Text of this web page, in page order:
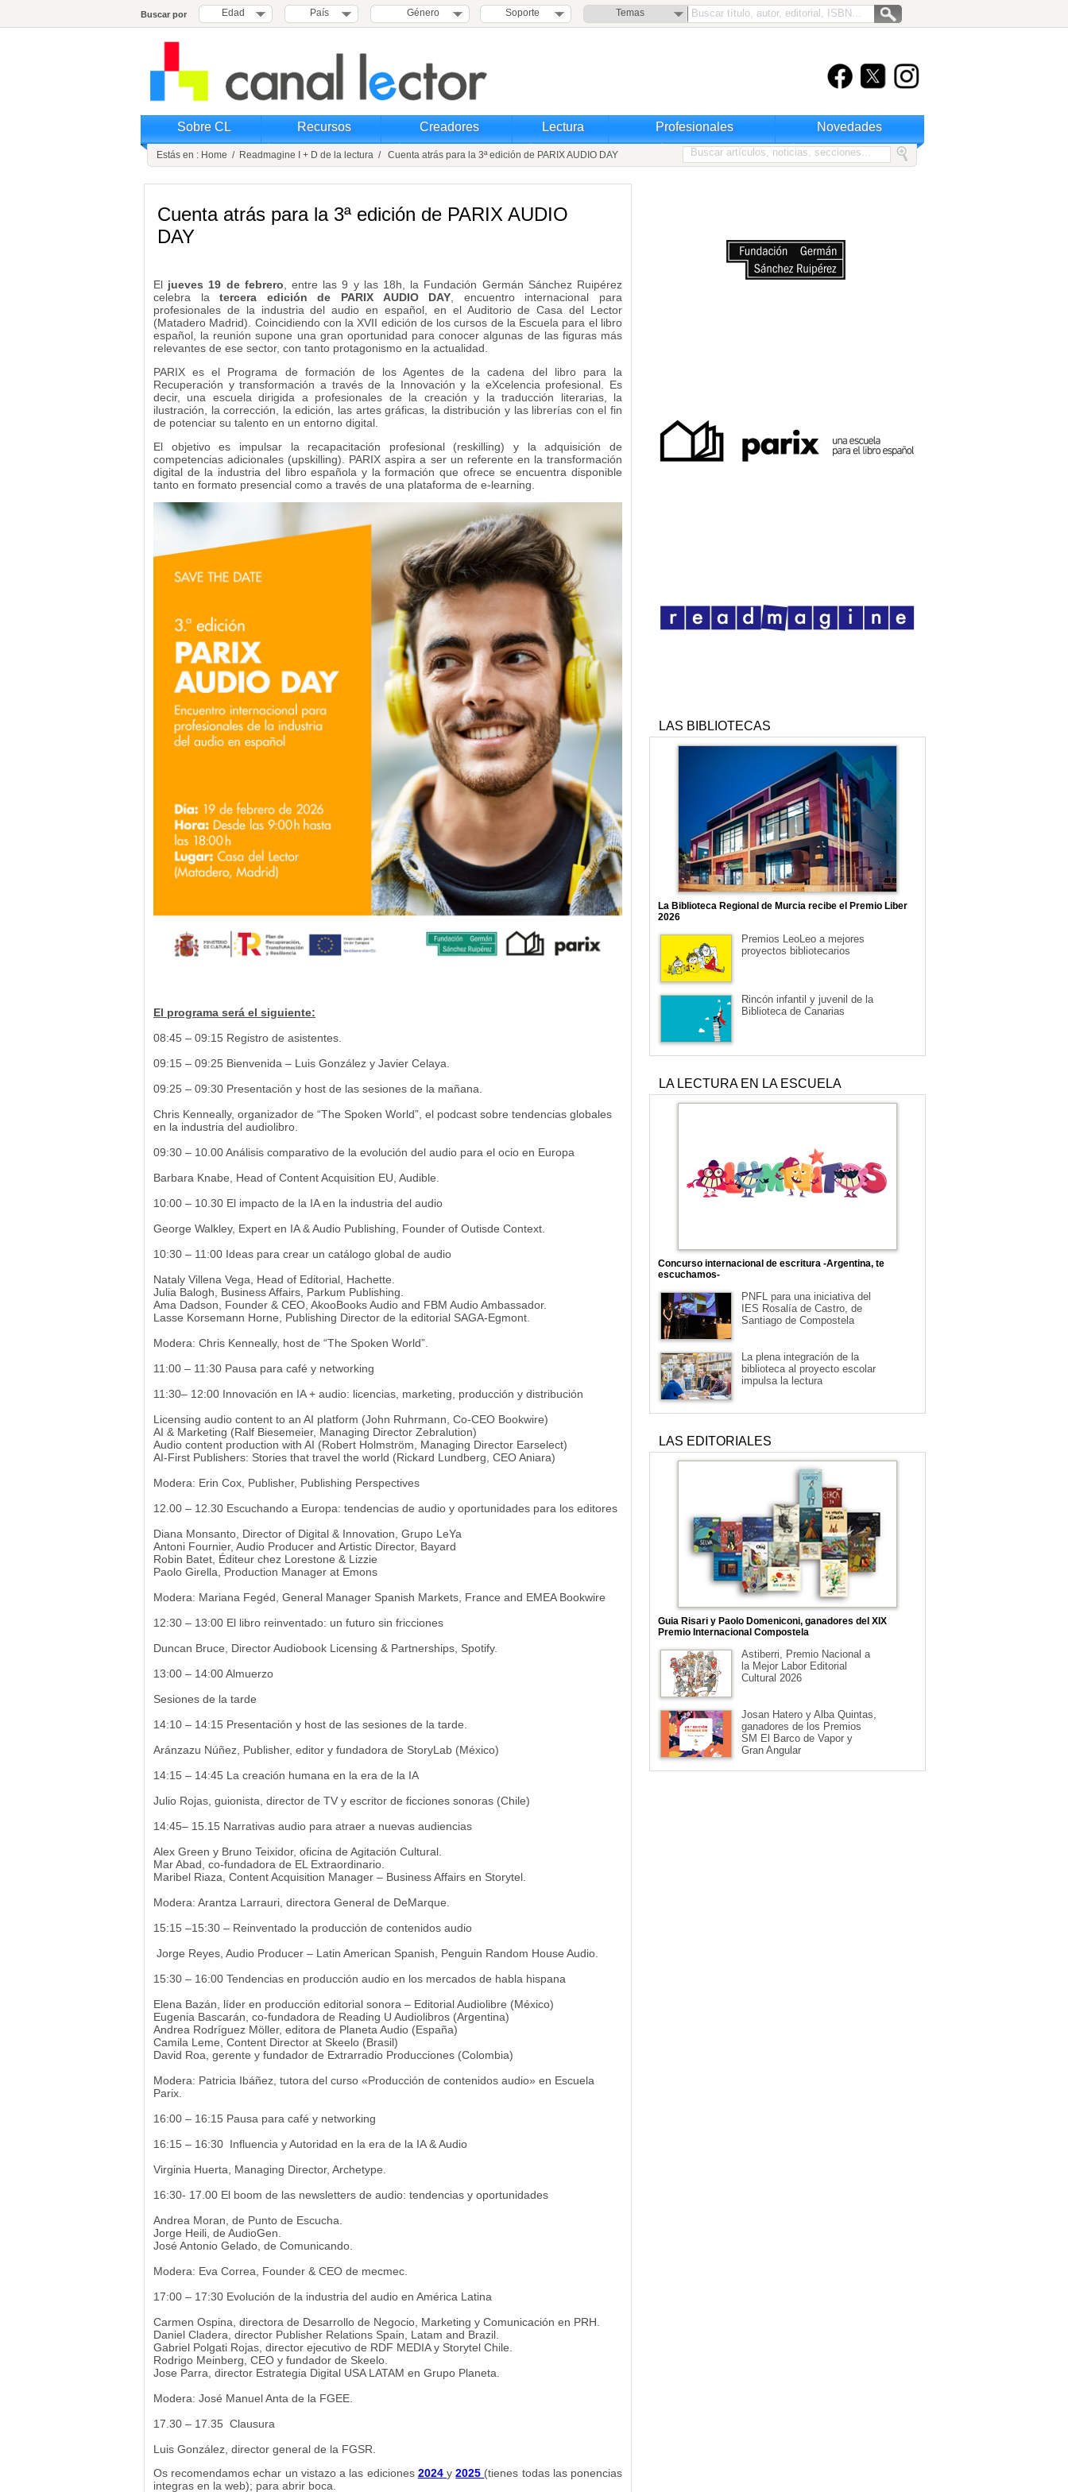
Buscar por Edad País Género Soporte Temas
Sobre CL Recursos Creadores Lectura Profesionales Novedades
Estás en : Home / Readmagine I + D de la lectura / Cuenta atrás para la 3ª edición de PARIX AUDIO DAY
Cuenta atrás para la 3ª edición de PARIX AUDIO
DAY
El jueves 19 de febrero , entre las 9 y las 18h, la Fundación Germán Sánchez Ruipérez
celebra latercera edición de PARIX AUDIO DAY , encuentro internacional para
profesionales de la industria del audio en español, en el Auditorio de Casa del Lector
(Matadero Madrid). Coincidiendo con la XVII edición de los cursos de la Escuela para el libro
español, la reunión supone una gran oportunidad para conocer algunas de las figuras más
relevantes de ese sector, con tanto protagonismo en la actualidad.
PARIX es el Programa de formación de los Agentes de la cadena del libro para la
Recuperación y transformación a través de la Innovación y la eXcelencia profesional. Es
decir, una escuela dirigida a profesionales de la creación y la traducción literarias, la
ilustración, la corrección, la edición, las artes gráficas, la distribución y las librerías con el fin
de potenciar su talento en un entorno digital.
El objetivo es impulsar la recapacitación profesional (reskilling) y la adquisición de
competencias adicionales (upskilling). PARIX aspira a ser un referente en la transformación
digital de la industria del libro española y la formación que ofrece se encuentra disponible
tanto en formato presencial como a través de una plataforma de e-learning.
El programa será el siguiente:
08:45 – 09:15 Registro de asistentes.
09:15 – 09:25 Bienvenida – Luis González y Javier Celaya.
09:25 – 09:30 Presentación y host de las sesiones de la mañana.
Chris Kenneally, organizador de “The Spoken World”, el podcast sobre tendencias globales
en la industria del audiolibro.
09:30 – 10.00 Análisis comparativo de la evolución del audio para el ocio en Europa
Barbara Knabe, Head of Content Acquisition EU, Audible.
10:00 – 10.30 El impacto de la IA en la industria del audio
George Walkley, Expert en IA & Audio Publishing, Founder of Outisde Context.
10:30 – 11:00 Ideas para crear un catálogo global de audio
Nataly Villena Vega, Head of Editorial, Hachette.
Julia Balogh, Business Affairs, Parkum Publishing.
Ama Dadson, Founder & CEO, AkooBooks Audio and FBM Audio Ambassador.
Lasse Korsemann Horne, Publishing Director de la editorial SAGA-Egmont.
Modera: Chris Kenneally, host de “The Spoken World”.
11:00 – 11:30 Pausa para café y networking
11:30– 12:00 Innovación en IA + audio: licencias, marketing, producción y distribución
Licensing audio content to an AI platform (John Ruhrmann, Co-CEO Bookwire)
AI & Marketing (Ralf Biesemeier, Managing Director Zebralution)
Audio content production with AI (Robert Holmström, Managing Director Earselect)
AI-First Publishers: Stories that travel the world (Rickard Lundberg, CEO Aniara)
Modera: Erin Cox, Publisher, Publishing Perspectives
12.00 – 12.30 Escuchando a Europa: tendencias de audio y oportunidades para los editores
Diana Monsanto, Director of Digital & Innovation, Grupo LeYa
Antoni Fournier, Audio Producer and Artistic Director, Bayard
Robin Batet, Éditeur chez Lorestone & Lizzie
Paolo Girella, Production Manager at Emons
Modera: Mariana Fegéd, General Manager Spanish Markets, France and EMEA Bookwire
12:30 – 13:00 El libro reinventado: un futuro sin fricciones
Duncan Bruce, Director Audiobook Licensing & Partnerships, Spotify.
13:00 – 14:00 Almuerzo
Sesiones de la tarde
14:10 – 14:15 Presentación y host de las sesiones de la tarde.
Aránzazu Núñez, Publisher, editor y fundadora de StoryLab (México)
14:15 – 14:45 La creación humana en la era de la IA
Julio Rojas, guionista, director de TV y escritor de ficciones sonoras (Chile)
14:45– 15.15 Narrativas audio para atraer a nuevas audiencias
Alex Green y Bruno Teixidor, oficina de Agitación Cultural.
Mar Abad, co-fundadora de EL Extraordinario.
Maribel Riaza, Content Acquisition Manager – Business Affairs en Storytel.
Modera: Arantza Larrauri, directora General de DeMarque.
15:15 –15:30 – Reinventado la producción de contenidos audio
Jorge Reyes, Audio Producer – Latin American Spanish, Penguin Random House Audio.
15:30 – 16:00 Tendencias en producción audio en los mercados de habla hispana
Elena Bazán, líder en producción editorial sonora – Editorial Audiolibre (México)
Eugenia Bascarán, co-fundadora de Reading U Audiolibros (Argentina)
Andrea Rodríguez Möller, editora de Planeta Audio (España)
Camila Leme, Content Director at Skeelo (Brasil)
David Roa, gerente y fundador de Extrarradio Producciones (Colombia)
Modera: Patricia Ibáñez, tutora del curso «Producción de contenidos audio» en Escuela
Parix.
16:00 – 16:15 Pausa para café y networking
16:15 – 16:30 Influencia y Autoridad en la era de la IA & Audio
Virginia Huerta, Managing Director, Archetype.
16:30- 17.00 El boom de las newsletters de audio: tendencias y oportunidades
Andrea Moran, de Punto de Escucha.
Jorge Heili, de AudioGen.
José Antonio Gelado, de Comunicando.
Modera: Eva Correa, Founder & CEO de mecmec.
17:00 – 17:30 Evolución de la industria del audio en América Latina
Carmen Ospina, directora de Desarrollo de Negocio, Marketing y Comunicación en PRH.
Daniel Cladera, director Publisher Relations Spain, Latam and Brazil.
Gabriel Polgati Rojas, director ejecutivo de RDF MEDIA y Storytel Chile.
Rodrigo Meinberg, CEO y fundador de Skeelo.
Jose Parra, director Estrategia Digital USA LATAM en Grupo Planeta.
Modera: José Manuel Anta de la FGEE.
17.30 – 17.35 Clausura
Luis González, director general de la FGSR.
Os recomendamos echar un vistazo a las ediciones 2024 y2025 (tienes todas las ponencias
integras en la web); para abrir boca.
LAS BIBLIOTECAS
La Biblioteca Regional de Murcia recibe el Premio Liber
2026
Premios LeoLeo a mejores
proyectos bibliotecarios
Rincón infantil y juvenil de la
Biblioteca de Canarias
LA LECTURA EN LA ESCUELA
Concurso internacional de escritura -Argentina, te
escuchamos-
PNFL para una iniciativa del
IES Rosalía de Castro, de
Santiago de Compostela
La plena integración de la
biblioteca al proyecto escolar
impulsa la lectura
LAS EDITORIALES
Guia Risari y Paolo Domeniconi, ganadores del XIX
Premio Internacional Compostela
Astiberri, Premio Nacional a
la Mejor Labor Editorial
Cultural 2026
Josan Hatero y Alba Quintas,
ganadores de los Premios
SM El Barco de Vapor y
Gran Angular